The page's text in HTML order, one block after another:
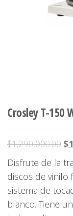
Crosley T-150
$1,290,000.00 El
$
Disfrute de la
discos de vinilo
sistema de
blanco. Tiene